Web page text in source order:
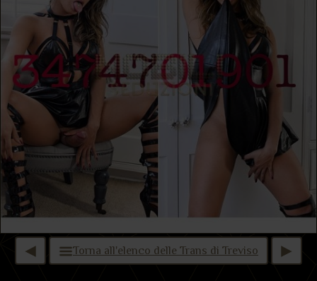
Torna all'elenco delle Trans di Treviso